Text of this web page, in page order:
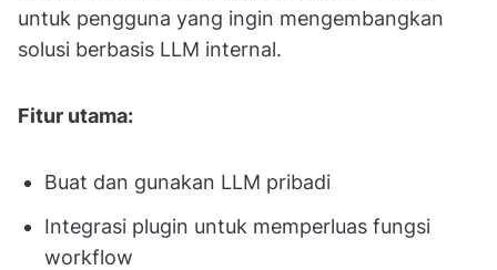
untuk pengguna yang ingin mengembangkan
solusi berbasis LLM internal.
Fitur utama:
Buat dan gunakan LLM pribadi
Integrasi plugin untuk memperluas fungsi
workflow